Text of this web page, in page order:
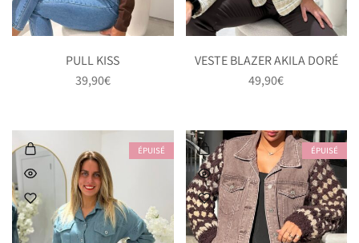
PULL KISS
39,90€
VESTE BLAZER AKILA DORÉ
49,90€
ÉPUISÉ ÉPUISÉ